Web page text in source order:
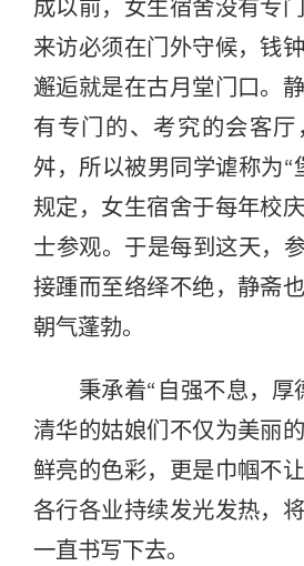
成以前，女生宿舍没有专
来访必须在门外守候，钱
邂逅就是在古月堂门口。
有专门的、考究的会客
舛，所以被男同学谑称为“
规定，女生宿舍于每年校
士参观。于是每到这天，
接踵而至络绎不绝，静斋
朝气蓬勃。
秉承着“自强不息，厚
清华的姑娘们不仅为美丽
鲜亮的色彩，更是巾帼不
各行各业持续发光发热，
一直书写下去。